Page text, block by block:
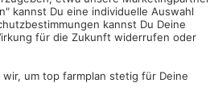
Dein Agrarbüro -